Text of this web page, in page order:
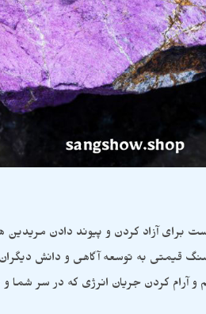
آزاد کردن و پیوند دادن مریدین
قیمتی به توسعه آگاهی و دانش
و آرام کردن جریان انرژی که در سر